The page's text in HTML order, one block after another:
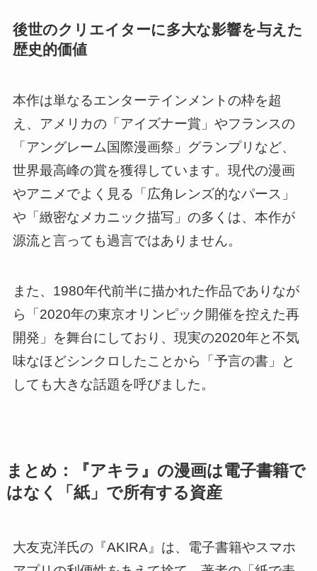
後世のクリエイターに多大な影響を与えた
歴史的価値
本作は単なるエンターテインメントの枠を超
え、アメリカの「アイズナー賞」やフランスの
「アングレーム国際漫画祭」グランプリなど、
世界最高峰の賞を獲得しています。現代の漫画
やアニメでよく見る「広角レンズ的なパース」
や「緻密なメカニック描写」の多くは、本作が
源流と言っても過言ではありません。
また、1980年代前半に描かれた作品でありなが
ら「2020年の東京オリンピック開催を控えた再
開発」を舞台にしており、現実の2020年と不気
味なほどシンクロしたことから「予言の書」と
しても大きな話題を呼びました。
まとめ：『アキラ』の漫画は電子書籍で
はなく「紙」で所有する資産
大友克洋氏の『AKIRA』は、電子書籍やスマホ